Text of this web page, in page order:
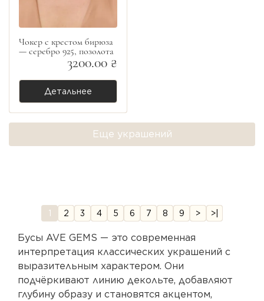
Чокер с крестом бирюза
— серебро 925, позолота
3200.00 ₴
Детальнее
Еще украшений
1 2 3 4 5 6 7 8 9 > >|
Бусы AVE GEMS — это современная
интерпретация классических украшений с
выразительным характером. Они
подчёркивают линию декольте, добавляют
глубину образу и становятся акцентом,